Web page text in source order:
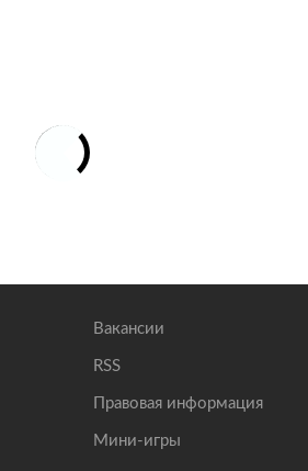
Вакансии
RSS
Правовая информация
Мини-игры